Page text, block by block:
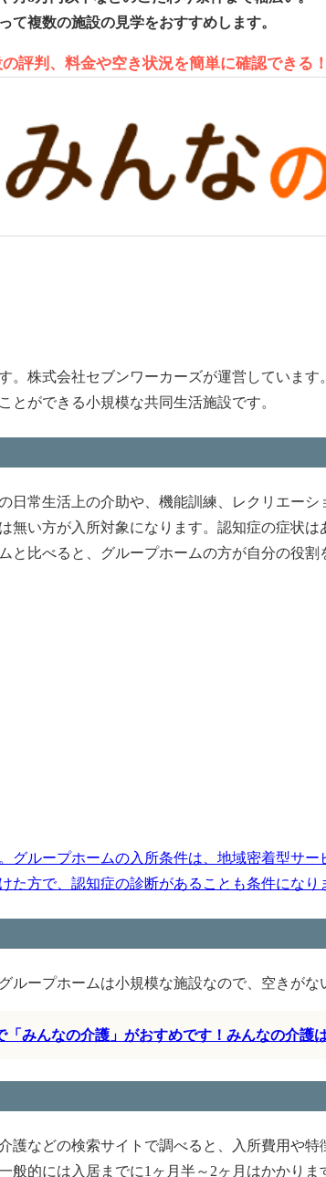
複数の施設の見学をおすすめします。
評判、料金や空き状況を簡単に確認できる
株式会社セブンワーカーズが運営していま
ができる小規模な共同生活施設です。
常生活上の介助や、機能訓練、レクリエー
い方が入所対象になります。認知症の症状
比べると、グループホームの方が自分の役
ループホームの入所条件は、地域密着型サ
た方で、認知症の診断があることも条件になり
ループホームは小規模な施設なので、空きがな
みんなの介護」がおすめです！みんなの介護
などの検索サイトで調べると、入所費用や
般的には入居までに1ヶ月半～2ヶ月はかかりま